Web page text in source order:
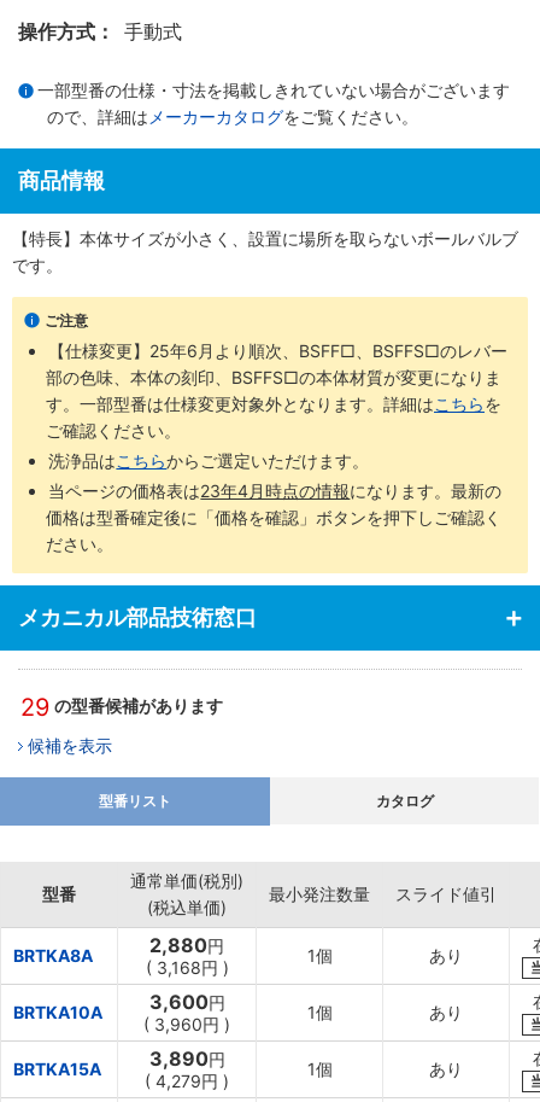
操作方式： 手動式
一部型番の仕様・寸法を掲載しきれていない場合がございます
ので、詳細は メーカーカタログをご覧ください。
商品情報
【特長】本体サイズが小さく、設置に場所を取らないボールバルブ
です。
ご注意
【仕様変更】25年6月より順次、BSFF□、BSFFS□のレバー
部の色味、本体の刻印、BSFFS□の本体材質が変更になりま
す。一部型番は仕様変更対象外となります。詳細はこちら​を
ご確認ください。
洗浄品はこちらからご選定いただけます。
当ページの価格表は23年4月時点の情報になります。最新の
価格は型番確定後に「価格を確認」ボタンを押下しご確認く
ださい。
メカニカル部品技術窓口
29 の型番候補があります
候補を表示
型番リスト カタログ
型番
通常単価(税別)
(税込単価)
最小発注数量 スライド値引
BRTKA8A 2,880円
( 3,168円 )
1個 あり
BRTKA10A 3,600円
( 3,960円 )
1個 あり
BRTKA15A 3,890円
( 4,279円 )
1個 あり